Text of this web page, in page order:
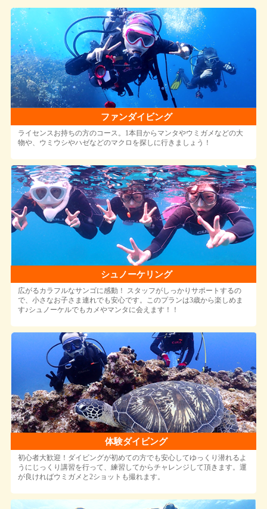
ファンダイビング
ライセンスお持ちの方のコース。1本目からマンタやウミガメなどの大
物や、ウミウシやハゼなどのマクロを探しに行きましょう！
シュノーケリング
広がるカラフルなサンゴに感動！ スタッフがしっかりサポートするの
で、小さなお子さま連れでも安心です。このプランは3歳から楽しめま
す♪シュノーケルでもカメやマンタに会えます！！
体験ダイビング
初心者大歓迎！ダイビングが初めての方でも安心してゆっくり潜れるよ
うにじっくり講習を行って、練習してからチャレンジして頂きます。運
が良ければウミガメと2ショットも撮れます。